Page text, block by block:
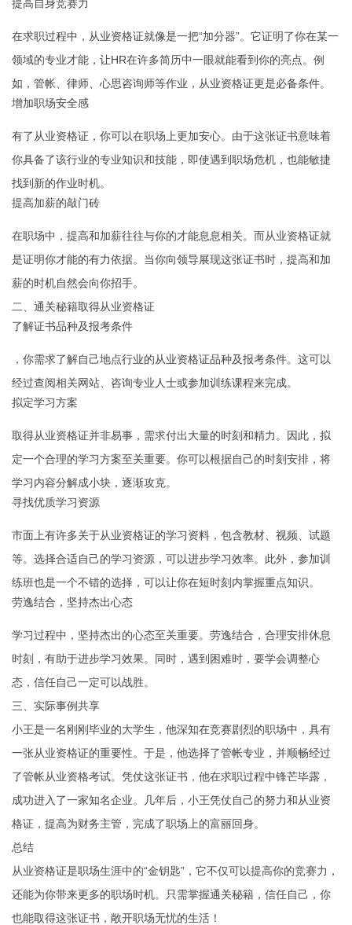
提高自身竞赛力
在求职过程中，从业资格证就像是一把“加分器”。它证明了你在某一
领域的专业才能，让HR在许多简历中一眼就能看到你的亮点。例
如，管帐、律师、心思咨询师等作业，从业资格证更是必备条件。
增加职场安全感
有了从业资格证，你可以在职场上更加安心。由于这张证书意味着
你具备了该行业的专业知识和技能，即使遇到职场危机，也能敏捷
找到新的作业时机。
提高加薪的敲门砖
在职场中，提高和加薪往往与你的才能息息相关。而从业资格证就
是证明你才能的有力依据。当你向领导展现这张证书时，提高和加
薪的时机自然会向你招手。
二、通关秘籍取得从业资格证
了解证书品种及报考条件
，你需求了解自己地点行业的从业资格证品种及报考条件。这可以
经过查阅相关网站、咨询专业人士或参加训练课程来完成。
拟定学习方案
取得从业资格证并非易事，需求付出大量的时刻和精力。因此，拟
定一个合理的学习方案至关重要。你可以根据自己的时刻安排，将
学习内容分解成小块，逐渐攻克。
寻找优质学习资源
市面上有许多关于从业资格证的学习资料，包含教材、视频、试题
等。选择合适自己的学习资源，可以进步学习效率。此外，参加训
练班也是一个不错的选择，可以让你在短时刻内掌握重点知识。
劳逸结合，坚持杰出心态
学习过程中，坚持杰出的心态至关重要。劳逸结合，合理安排休息
时刻，有助于进步学习效果。同时，遇到困难时，要学会调整心
态，信任自己一定可以战胜。
三、实际事例共享
小王是一名刚刚毕业的大学生，他深知在竞赛剧烈的职场中，具有
一张从业资格证的重要性。于是，他选择了管帐专业，并顺畅经过
了管帐从业资格考试。凭仗这张证书，他在求职过程中锋芒毕露，
成功进入了一家知名企业。几年后，小王凭仗自己的努力和从业资
格证，提高为财务主管，完成了职场上的富丽回身。
总结
从业资格证是职场生涯中的“金钥匙”，它不仅可以提高你的竞赛力，
还能为你带来更多的职场时机。只需掌握通关秘籍，信任自己，你
也能取得这张证书，敞开职场无忧的生活！